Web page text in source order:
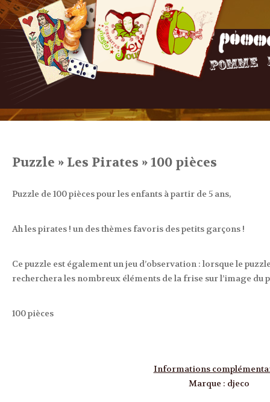
Puzzle » Les Pirates » 100 pièces
Puzzle de 100 pièces pour les enfants à partir de 5 ans,
Ah les pirates ! un des thèmes favoris des petits garçons !
Ce puzzle est également un jeu d’observation : lorsque le
recherchera les nombreux éléments de la frise sur l’image du
100 pièces
Informations
Marque : djeco